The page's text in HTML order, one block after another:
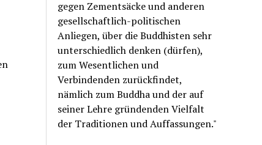
gegen Zementsäcke und anderen
gesellschaftlich-politischen
Anliegen, über die Buddhisten sehr
unterschiedlich denken (dürfen),
zum Wesentlichen und
Verbindenden zurückfindet,
nämlich zum Buddha und der auf
seiner Lehre gründenden Vielfalt
der Traditionen und Auffassungen."